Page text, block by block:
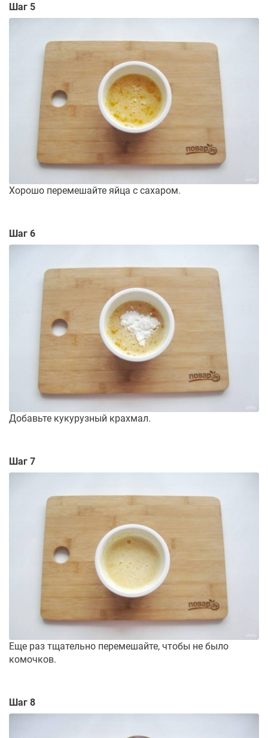
Шаг 5
Хорошо перемешайте яйца с сахаром.
Шаг 6
Добавьте кукурузный крахмал.
Шаг 7
Еще раз тщательно перемешайте, чтобы не было
комочков.
Шаг 8